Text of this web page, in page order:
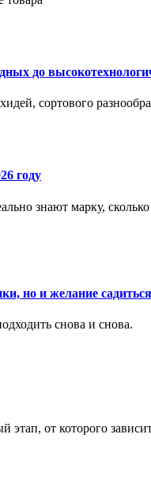
до
сортового
году
знают марку,
но и желание
снова и снова.
от которого